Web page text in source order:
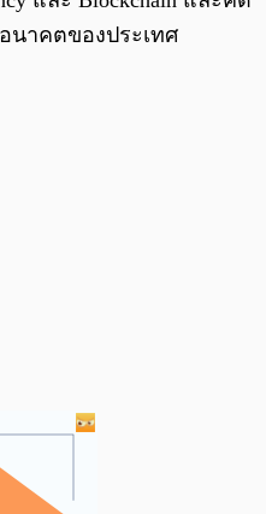
นาคตของประเทศ